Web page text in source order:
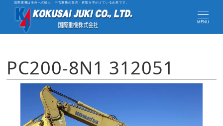
国際重機は海外への輸出、中古重機の販売・買取を手がけている企業です。
MENU
PC200-8N1 312051